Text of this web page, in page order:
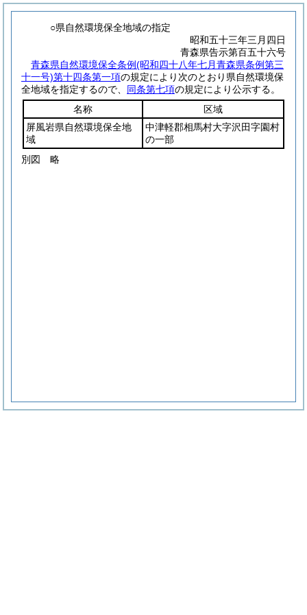
○県自然環境保全地域の指定
昭和五十三年三月四日
青森県告示第百五十六号
青森県自然環境保全条例(昭和四十八年七月青森県条例第三
十一号)第十四条第一項の規定により次のとおり県自然環境保
全地域を指定するので、 同条第七項の規定により公示する。
名称
区域
屏風岩県自然環境保全地
域
中津軽郡相馬村大字沢田字園村
の一部
別図
略